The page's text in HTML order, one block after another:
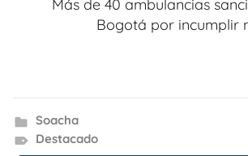
Más de 40 ambulancias
Bogotá por incumplir
Soacha
Destacado